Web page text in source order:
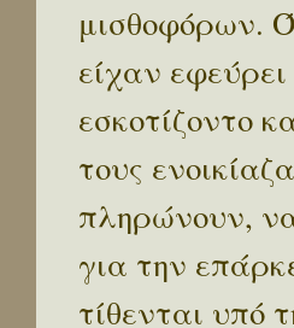
μισθοφόρων.
είχαν
εσκοτίζοντο
τους
πληρώνουν,
για την
τίθενται υπό